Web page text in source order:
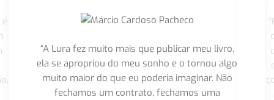
“A Lura fez muito mais que publicar meu livro,
ela se apropriou do meu sonho e o tornou algo
muito maior do que eu poderia imaginar. Não
fechamos um contrato, fechamos uma